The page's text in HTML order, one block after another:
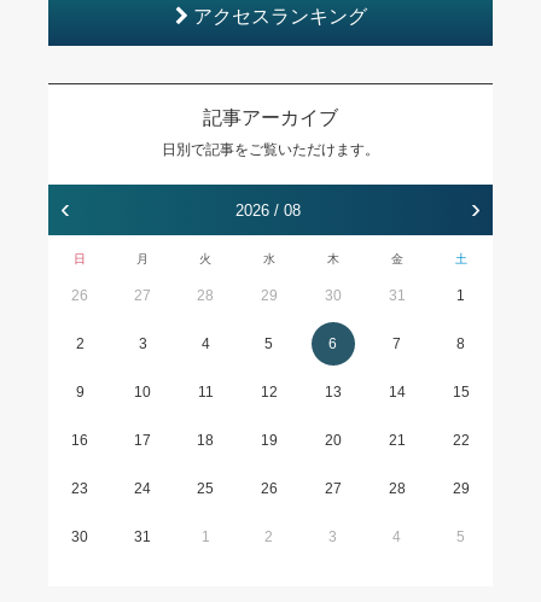
アクセスランキング
記事アーカイブ
日別で記事をご覧いただけます。
‹ 2026 / 08 ›
日 月 火 水 木 金 土
26 27 28 29 30 31 1
2 3 4 5 6 7 8
9 10 11 12 13 14 15
16 17 18 19 20 21 22
23 24 25 26 27 28 29
30 31 1 2 3 4 5